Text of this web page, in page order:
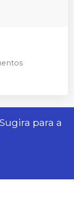
Sugira para a